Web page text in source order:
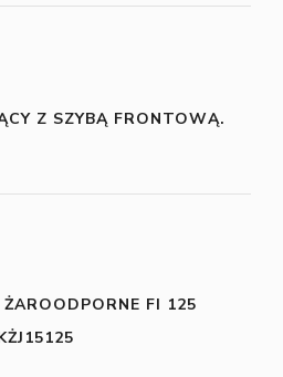
Z SZYBĄ FRONTOWĄ.
FI 125